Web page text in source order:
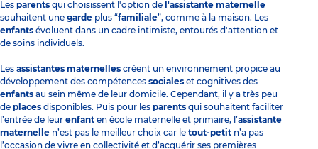
Les parents qui choisissent l'option de l'assistante maternelle
souhaitent une garde plus “familiale”, comme à la maison. Les
enfants évoluent dans un cadre intimiste, entourés d'attention et
de soins individuels.
Les assistantes maternelles créent un environnement propice au
développement des compétences sociales et cognitives des
enfants au sein même de leur domicile. Cependant, il y a très peu
de places disponibles. Puis pour les parents qui souhaitent faciliter
l’entrée de leur enfant en école maternelle et primaire, l’assistante
maternelle n’est pas le meilleur choix car le tout-petit n’a pas
l’occasion de vivre en collectivité et d’acquérir ses premières